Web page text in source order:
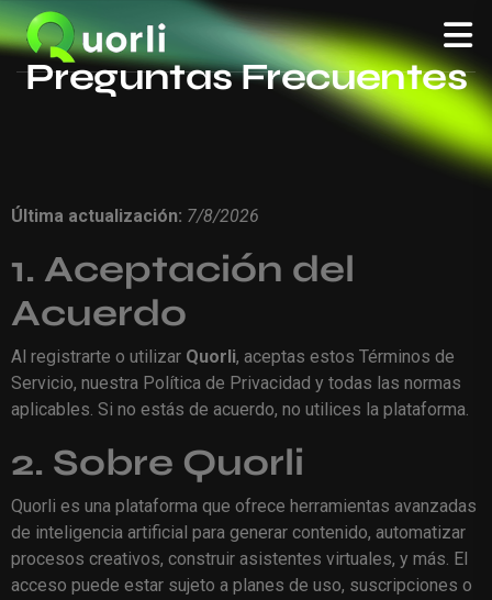
Preguntas Frecuentes
Última actualización: 7/8/2026
1. Aceptación del
Acuerdo
Al registrarte o utilizar Quorli, aceptas estos Términos de
Servicio, nuestra Política de Privacidad y todas las normas
aplicables. Si no estás de acuerdo, no utilices la plataforma.
2. Sobre Quorli
Quorli es una plataforma que ofrece herramientas avanzadas
de inteligencia artificial para generar contenido, automatizar
procesos creativos, construir asistentes virtuales, y más. El
acceso puede estar sujeto a planes de uso, suscripciones o